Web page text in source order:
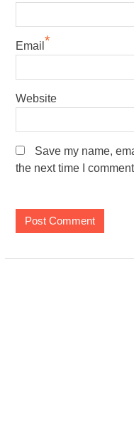
Email *
Website
Save my name,
the next time I